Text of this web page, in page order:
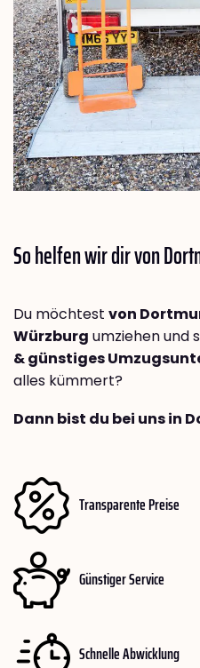
So helfen wir dir von
Du möchtest von
Würzburg umziehen und
& günstiges
alles kümmert?
Dann bist du bei uns in
Transparente Preise
Günstiger Service
Schnelle Abwicklung